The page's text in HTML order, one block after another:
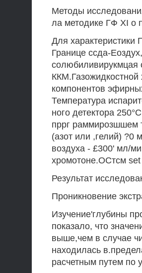
Методы
ла методике ГФ XI о
Для характеристики
Границе ссда-
солюбиливирукмцая
компонентов
Температура
ного детектора
пррг раммирозшшем
(азот или ,гелий) ?0
воздуха - £300' мл/
хромотоне.ОСтсм
Результат
Проникновение
Изучение'глубины
показало, что
выше,чем в случае
находилась
расчетным путем по